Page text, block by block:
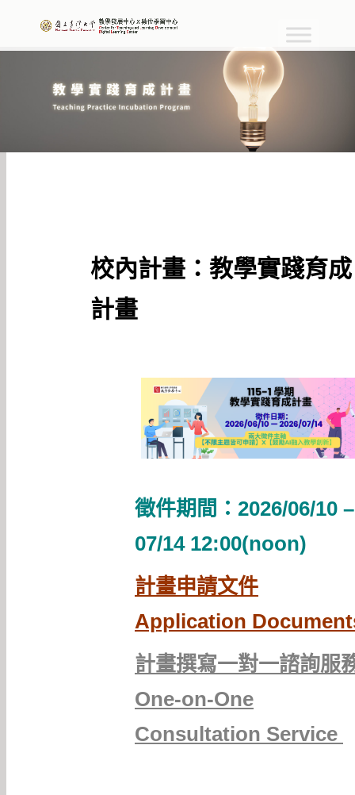
校內計畫：教學實踐育成
計畫
徵件期間：2026/06/10 –
07/14 12:00(noon)
計畫申請文件
Application
計畫撰寫一對一諮詢服
One-on-One
Consultation Service